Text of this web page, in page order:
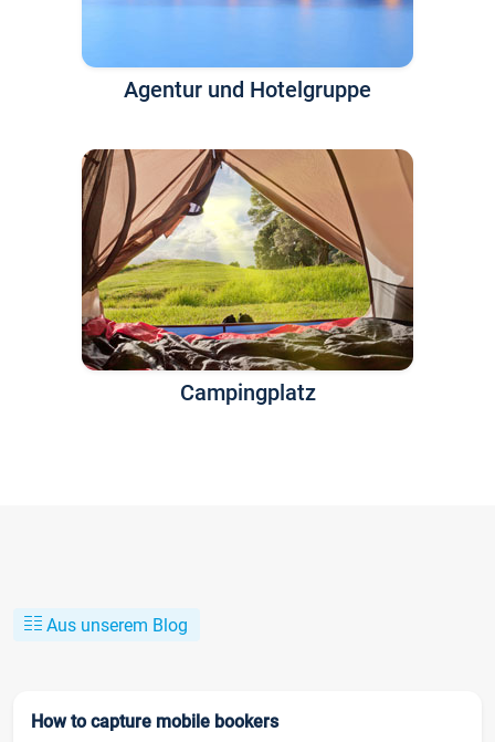
Agentur und Hotelgruppe
Campingplatz
Aus unserem Blog
How to capture mobile bookers